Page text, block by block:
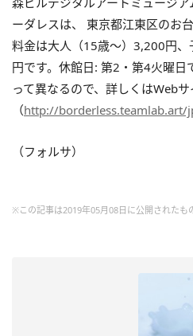
ーダレスは、 東京都江東区のお
料金は大人（15歳～）3,200円
円です。休館日: 第2・第4火曜日
って異なるので、詳しくはWebサ
（http://borderless.teamlab.art/
（フォルサ）
※この記事は2019年05月08日に公開されたも